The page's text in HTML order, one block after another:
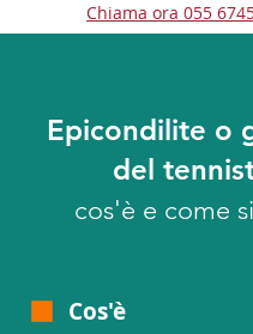
Chiama ora 055
Epicondilite o
del
cos'è e come
Cos'è